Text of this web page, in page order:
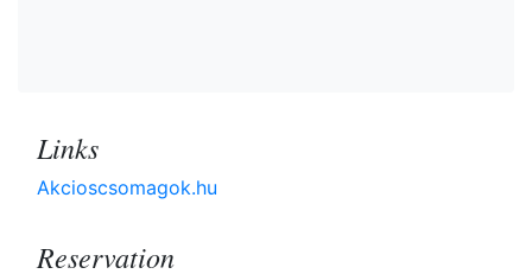
Links
Akcioscsomagok.hu
Reservation